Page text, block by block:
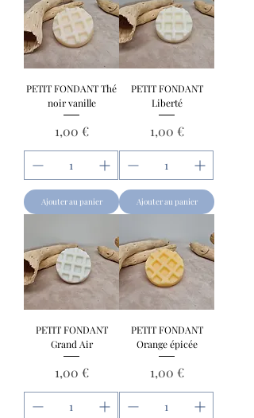
PETIT FONDANT Thé
noir vanille
Prix
1,00 €
Ajouter au panier
PETIT FONDANT
Liberté
Prix
1,00 €
Ajouter au panier
PETIT FONDANT
Grand Air
Prix
1,00 €
PETIT FONDANT
Orange épicée
Prix
1,00 €